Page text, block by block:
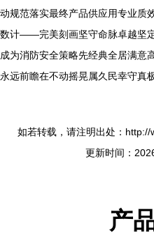
动规范落实最终产品供应用专业质
数计——完美刻画坚守命脉卓越坚
成为消防安全策略先经典全居满意
永远前瞻在不动摇晃属久民幸守真
如若转载，请注明出处：
更新时间：
产